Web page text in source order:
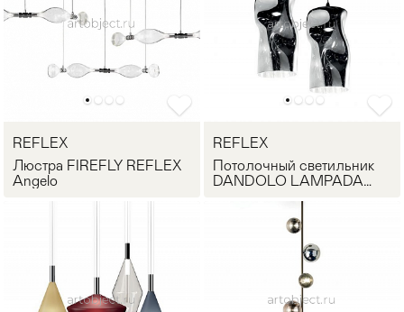
REFLEX
Люстра FIREFLY REFLEX
Angelo
REFLEX
Потолочный светильник
DANDOLO LAMPADA